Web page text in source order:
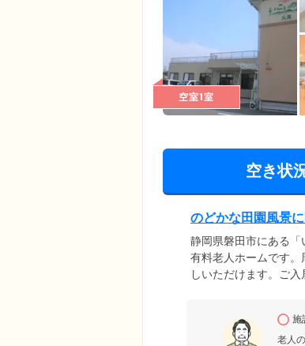
空室1室
空き状
のどかな田園風景
静岡県磐田市にある
有料老人ホームです
しいただけます。ご
可能です。ご希望の施
老人